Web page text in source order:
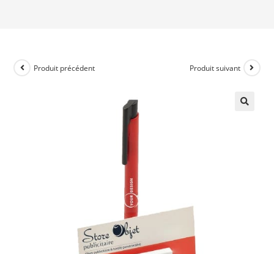
Produit précédent Produit suivant